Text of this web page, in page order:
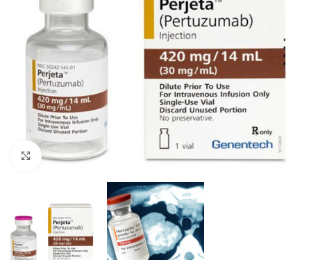
Click to enlarge